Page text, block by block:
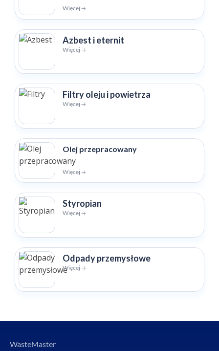
Więcej 🡢
Azbest i eternit
Więcej 🡢
Filtry oleju i powietrza
Więcej 🡢
Olej przepracowany
Więcej 🡢
Styropian
Więcej 🡢
Odpady przemysłowe
Więcej 🡢
WasteMaster